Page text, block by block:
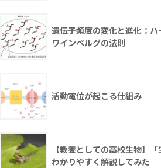
遺伝子頻度の変化と進化：ハ
ワインベルグの法則
活動電位が起こる仕組み
【教養としての高校生物】
わかりやすく解説してみた